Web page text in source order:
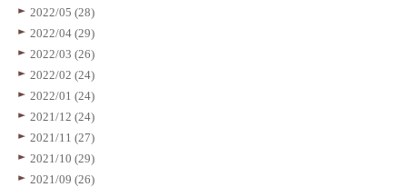
2022/05 (28)
2022/04 (29)
2022/03 (26)
2022/02 (24)
2022/01 (24)
2021/12 (24)
2021/11 (27)
2021/10 (29)
2021/09 (26)